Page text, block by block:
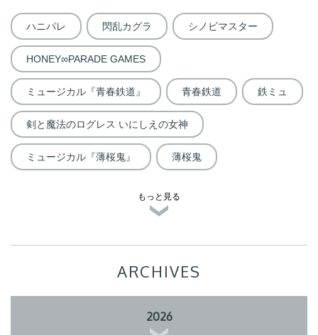
ハニパレ 閃乱カグラ シノビマスター
HONEY∞PARADE GAMES
ミュージカル『青春鉄道』 青春鉄道 鉄ミュ
剣と魔法のログレス いにしえの女神
ミュージカル『薄桜鬼』 薄桜鬼
もっと見る
ARCHIVES
2026